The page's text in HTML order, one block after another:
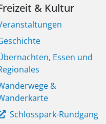
& Kultur
Essen und
&
Schlosspark-Rundgang